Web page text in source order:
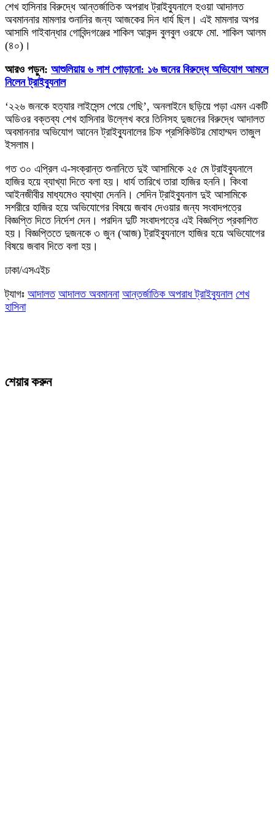
শেখ হাসিনার বিরুদ্ধে আন্তর্জাতিক অপরাধ ট্রাইব্যুনালে হওয়া আদালত
অবমাননার মামলার শুনানির জন্য আজকের দিন ধার্য ছিল। এই মামলার অপর
আসামি গাইবান্ধার গোবিন্দগঞ্জের শাকিল আকন্দ বুলবুল ওরফে মো. শাকিল আলম
(৪০)।
আরও পড়ুন: আশুলিয়ায় ৬ লাশ পোড়ানো: ১৬ জনের বিরুদ্ধে অভিযোগ আমলে
নিলেন ট্রাইব্যুনাল
‘২২৬ জনকে হত্যার লাইসেন্স পেয়ে গেছি’, অনলাইনে ছড়িয়ে পড়া এমন একটি
অডিওর বক্তব্য শেখ হাসিনার উল্লেখ করে তিনিসহ দুজনের বিরুদ্ধে আদালত
অবমাননার অভিযোগ আনেন ট্রাইব্যুনালের চিফ প্রসিকিউটর মোহাম্মদ তাজুল
ইসলাম।
গত ৩০ এপ্রিল এ-সংক্রান্ত শুনানিতে দুই আসামিকে ২৫ মে ট্রাইব্যুনালে
হাজির হয়ে ব্যাখ্যা দিতে বলা হয়। ধার্য তারিখে তারা হাজির হননি। কিংবা
আইনজীবীর মাধ্যমেও ব্যাখ্যা দেননি। সেদিন ট্রাইব্যুনাল দুই আসামিকে
সশরীরে হাজির হয়ে অভিযোগের বিষয়ে জবাব দেওয়ার জন্য সংবাদপত্রে
বিজ্ঞপ্তি দিতে নির্দেশ দেন। পরদিন দুটি সংবাদপত্রে এই বিজ্ঞপ্তি প্রকাশিত
হয়। বিজ্ঞপ্তিতে দুজনকে ৩ জুন (আজ) ট্রাইব্যুনালে হাজির হয়ে অভিযোগের
বিষয়ে জবাব দিতে বলা হয়।
ঢাকা/এসএইচ
ট্যাগঃ আদালত আদালত অবমাননা আন্তর্জাতিক অপরাধ ট্রাইব্যুনাল শেখ
হাসিনা
শেয়ার করুন